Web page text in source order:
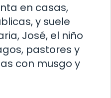
en casas,
y suele
José, el niño
pastores y
con musgo y